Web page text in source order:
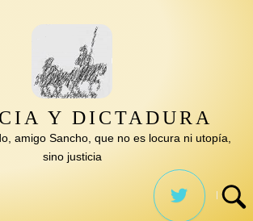
Y DICTADURA
amigo Sancho, que no es locura ni utopía,
sino justicia